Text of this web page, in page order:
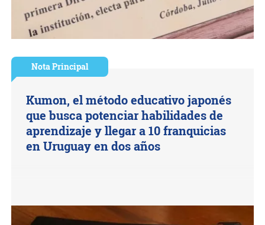
Nota Principal
Kumon, el método educativo japonés
que busca potenciar habilidades de
aprendizaje y llegar a 10 franquicias
en Uruguay en dos años